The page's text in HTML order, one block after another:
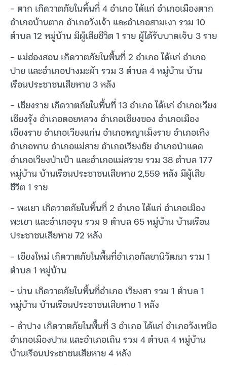
– ตาก เกิดวาตภัยในพื้นที่ 4 อำเภอ ได้แก่ อำเภอเมืองตาก
อำเภอบ้านตาก อำเภอวังเจ้า และอำเภอสามเงา รวม 10
ตำบล 12 หมู่บ้าน มีผู้เสียชีวิต 1 ราย ผู้ได้รับบาดเจ็บ 3 ราย
– แม่ฮ่องสอน เกิดวาตภัยในพื้นที่ 2 อำเภอ ได้แก่ อำเภอ
ปาย และอำเภอปางมะผ้า รวม 3 ตำบล 4 หมู่บ้าน บ้าน
เรือนประชาชนเสียหาย 3 หลัง
– เชียงราย เกิดวาตภัยในพื้นที่ 13 อำเภอ ได้แก่ อำเภอเวียง
เชียงรุ้ง อำเภอดอยหลวง อำเภอเชียงของ อำเภอเมือง
เชียงราย อำเภอเวียงแก่น อำเภอพญาเม็งราย อำเภอเทิง
อำเภอพาน อำเภอแม่สาย อำเภอเวียงชัย อำเภอป่าแดด
อำเภอเวียงป่าเป้า และอำเภอแม่สรวย รวม 38 ตำบล 177
หมู่บ้าน บ้านเรือนประชาชนเสียหาย 2,559 หลัง มีผู้เสีย
ชีวิต 1 ราย
– พะเยา เกิดวาตภัยในพื้นที่ 2 อำเภอ ได้แก่ อำเภอเมือง
พะเยา และอำเภอจุน รวม 9 ตำบล 65 หมู่บ้าน บ้านเรือน
ประชาชนเสียหาย 72 หลัง
– เชียงใหม่ เกิดวาตภัยในพื้นที่อำเภอกัลยานิวัฒนา รวม 1
ตำบล 1 หมู่บ้าน
– น่าน เกิดวาตภัยในพื้นที่อำเภอ เวียงสา รวม 1 ตำบล 1
หมู่บ้าน บ้านเรือนประชาชนเสียหาย 1 หลัง
– ลำปาง เกิดวาตภัยในพื้นที่ 3 อำเภอ ได้แก่ อำเภอวังเหนือ
อำเภอเมืองปาน และอำเภอเถิน รวม 4 ตำบล 4 หมู่บ้าน
บ้านเรือนประชาชนเสียหาย 4 หลัง